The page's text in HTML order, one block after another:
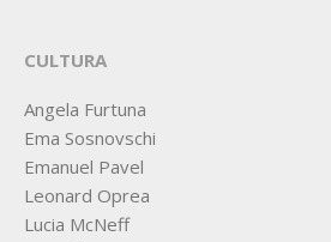
CULTURA
Angela Furtuna
Ema Sosnovschi
Emanuel Pavel
Leonard Oprea
Lucia McNeff